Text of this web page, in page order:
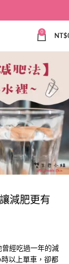
0
NT$
減肥更有
經吃過一年的減
以上單車，卻都